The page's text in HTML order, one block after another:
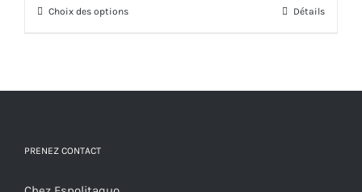
Choix des optionsCe
Détails
PRENEZ CONTACT